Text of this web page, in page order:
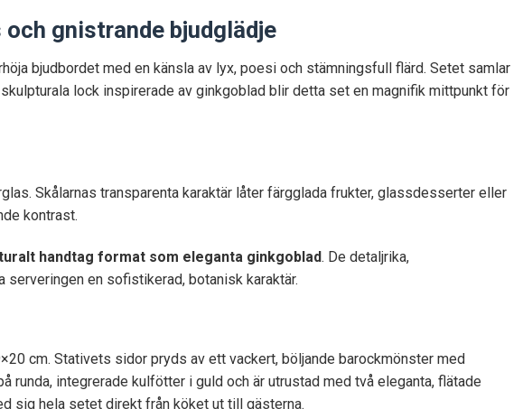
gnistrande bjudglädje
bjudbordet med en känsla av lyx, poesi och stämningsfull flärd. Setet samlar
lock inspirerade av ginkgoblad blir detta set en magnifik mittpunkt för
Skålarnas transparenta karaktär låter färgglada frukter, glassdesserter eller
kontrast.
handtag format som eleganta ginkgoblad. De detaljrika,
en sofistikerad, botanisk karaktär.
cm. Stativets sidor pryds av ett vackert, böljande barockmönster med
integrerade kulfötter i guld och är utrustad med två eleganta, flätade
sig hela setet direkt från köket ut till gästerna.